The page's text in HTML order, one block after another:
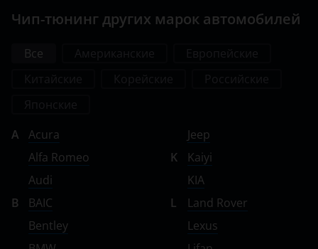
Чип-тюнинг других марок автомобилей
Все
A
Acura
Alfa Romeo
Audi
B
BAIC
Bentley
Jeep
K
Kaiyi
KIA
L
Land Rover
Lexus